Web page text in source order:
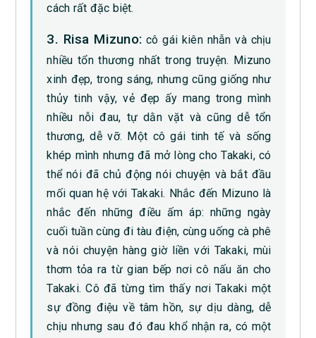
cách rất đặc biệt.
3. Risa Mizuno: cô gái kiên nhẫn và chịu
nhiều tổn thương nhất trong truyện. Mizuno
xinh đẹp, trong sáng, nhưng cũng giống như
thủy tinh vậy, vẻ đẹp ấy mang trong mình
nhiều nỗi đau, tự dằn vặt và cũng dễ tổn
thương, dễ vỡ. Một cô gái tinh tế và sống
khép mình nhưng đã mở lòng cho Takaki, có
thể nói đã chủ động nói chuyện và bắt đầu
mối quan hệ với Takaki. Nhắc đến Mizuno là
nhắc đến những điều ấm áp: những ngày
cuối tuần cùng đi tàu điện, cùng uống cà phê
và nói chuyện hàng giờ liền với Takaki, mùi
thơm tỏa ra từ gian bếp nơi cô nấu ăn cho
Takaki. Cô đã từng tìm thấy nơi Takaki một
sự đồng điệu về tâm hồn, sự dịu dàng, dễ
chịu nhưng sau đó đau khổ nhận ra, có một